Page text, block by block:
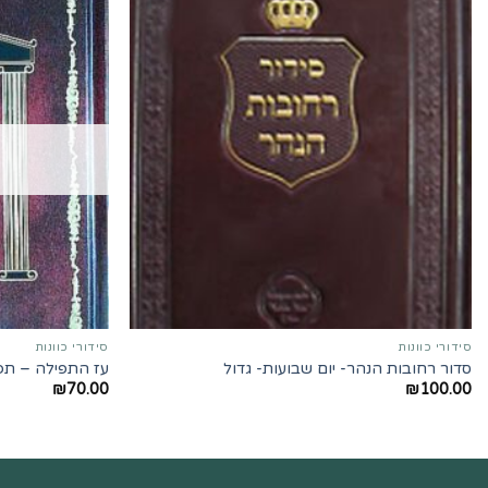
סידורי כוונות
סדור רחובות הנהר- יום שבועות- גדול
₪100.00
סידורי כוונות
עז התפילה –
₪70.00